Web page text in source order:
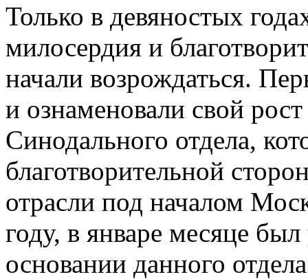
Только в девяностых
милосердия и
начали возрождаться.
и ознаменовали свой
Синодального отдела,
благотворительной
отрасли под началом
году, в январе месяце
основании данного